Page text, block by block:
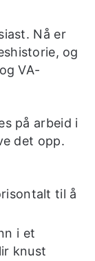
Nå er
og
VA-
på arbeid i
det opp.
til å
i et
knust